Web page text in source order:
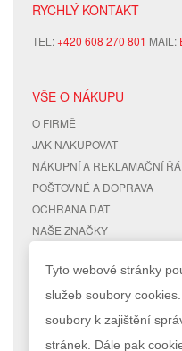
RYCHLÝ KONTAKT
TEL:+420 608 270 801 MAIL:
VŠE O NÁKUPU
O FIRMĚ
JAK NAKUPOVAT
NÁKUPNÍ A REKLAMAČNÍ
POŠTOVNÉ A DOPRAVA
OCHRANA DAT
NAŠE ZNAČKY
RYCHLÉ ODKAZY
MAPA STRÁNEK
VYHLEDÁVANÉ TERMÍNY
Tyto webové stránky
služeb soubory
soubory k zajištění
stránek. Dále pak